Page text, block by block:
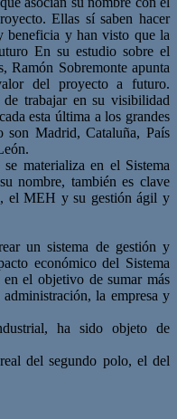
Ellas sí saben hacer
beneficia y han visto que la
En su estudio sobre el
Ramón Sobremonte apunta
del proyecto a futuro.
de trabajar en su visibilidad
esta última a los grandes
son Madrid, Cataluña, País
materializa en el Sistema
nombre, también es clave
el MEH y su gestión ágil y
un sistema de gestión y
económico del Sistema
el objetivo de sumar más
la empresa y
ha sido objeto de
del segundo polo, el del